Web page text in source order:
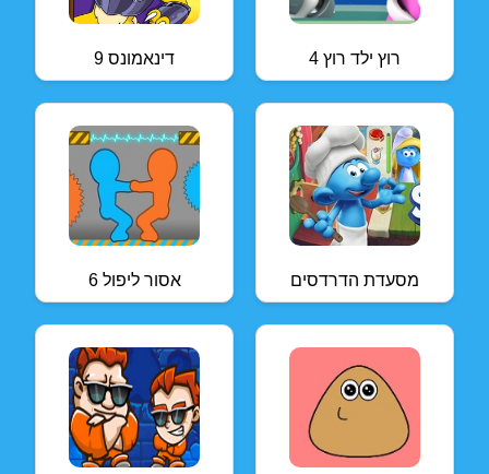
דינאמונס 9 רוץ ילד רוץ 4
אסור ליפול 6 מסעדת הדרדסים